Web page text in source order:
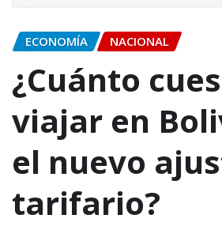
ECONOMÍA NACIONAL
¿Cuánto
viajar en
el nuevo
tarifario?